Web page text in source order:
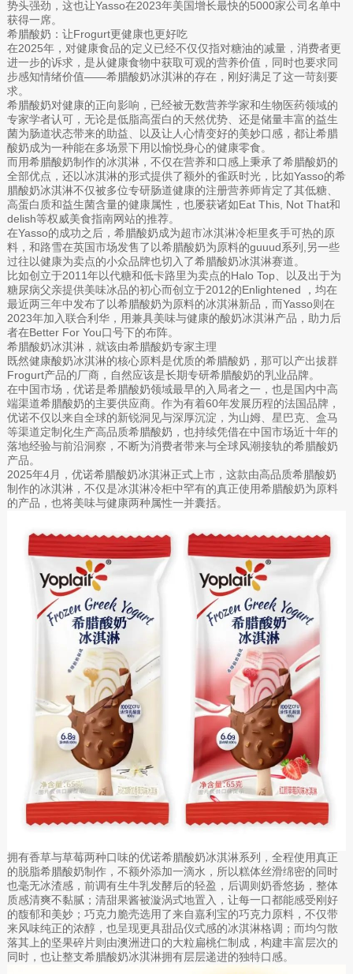
势头强劲，这也让Yasso在2023年美国增长最快的5000家公司名单中
获得一席。
希腊酸奶：让Frogurt更健康也更好吃
在2025年，对健康食品的定义已经不仅仅指对糖油的减量，消费者更
进一步的诉求，是从健康食物中获取可观的营养价值，同时也要求同
步感知情绪价值——希腊酸奶冰淇淋的存在，刚好满足了这一苛刻要
求。
希腊酸奶对健康的正向影响，已经被无数营养学家和生物医药领域的
专家学者认可，无论是低脂高蛋白的天然优势、还是储量丰富的益生
菌为肠道状态带来的助益、以及让人心情变好的美妙口感，都让希腊
酸奶成为一种能在多场景下用以愉悦身心的健康零食。
而用希腊酸奶制作的冰淇淋，不仅在营养和口感上秉承了希腊酸奶的
全部优点，还以冰淇淋的形式提供了额外的雀跃时光，比如Yasso的希
腊酸奶冰淇淋不仅被多位专研肠道健康的注册营养师肯定了其低糖、
高蛋白质和益生菌含量的健康属性，也屡获诸如Eat This, Not That和
delish等权威美食指南网站的推荐。
在Yasso的成功之后，希腊酸奶成为超市冰淇淋冷柜里炙手可热的原
料，和路雪在英国市场发售了以希腊酸奶为原料的guuud系列,另一些
过往以健康为卖点的小众品牌也切入了希腊酸奶冰淇淋赛道。
比如创立于2011年以代糖和低卡路里为卖点的Halo Top、以及出于为
糖尿病父亲提供美味冰品的初心而创立于2012的Enlightened ，均在
最近两三年中发布了以希腊酸奶为原料的冰淇淋新品，而Yasso则在
2023年加入联合利华，用兼具美味与健康的酸奶冰淇淋产品，助力后
者在Better For You口号下的布阵。
希腊酸奶冰淇淋，就该由希腊酸奶专家主理
既然健康酸奶冰淇淋的核心原料是优质的希腊酸奶，那可以产出拔群
Frogurt产品的厂商，自然应该是长期专研希腊酸奶的乳业品牌。
在中国市场，优诺是希腊酸奶领域最早的入局者之一，也是国内中高
端渠道希腊酸奶的主要供应商。作为有着60年发展历程的法国品牌，
优诺不仅以来自全球的新锐洞见与深厚沉淀，为山姆、星巴克、盒马
等渠道定制化生产高品质希腊酸奶，也持续凭借在中国市场近十年的
落地经验与前沿洞察，不断为消费者带来与全球风潮接轨的希腊酸奶
产品。
2025年4月，优诺希腊酸奶冰淇淋正式上市，这款由高品质希腊酸奶
制作的冰淇淋，不仅是冰淇淋冷柜中罕有的真正使用希腊酸奶为原料
的产品，也将美味与健康两种属性一并囊括。
拥有香草与草莓两种口味的优诺希腊酸奶冰淇淋系列，全程使用真正
的脱脂希腊酸奶制作，不额外添加一滴水，所以糕体丝滑绵密的同时
也毫无冰渣感，前调有生牛乳发酵后的轻盈，后调则奶香悠扬，整体
质感清爽不黏腻；清甜果酱被漩涡式地置入，让每一口都能感受刚好
的馥郁和美妙；巧克力脆壳选用了来自嘉利宝的巧克力原料，不仅带
来风味纯正的浓醇，也呈现更具甜品仪式感的冰淇淋格调；而均匀散
落其上的坚果碎片则由澳洲进口的大粒扁桃仁制成，构建丰富层次的
同时，也让整支希腊酸奶冰淇淋拥有层层递进的独特口感。